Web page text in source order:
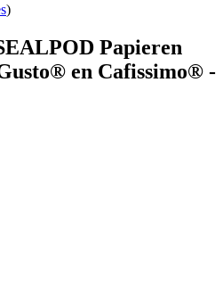
)
Papieren
en Cafissimo® -